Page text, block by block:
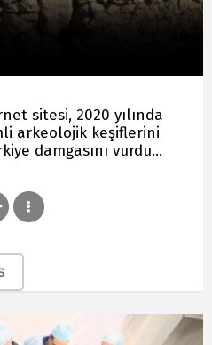
sitesi, 2020 yılında
arkeolojik keşiflerini
damgasını vurdu...